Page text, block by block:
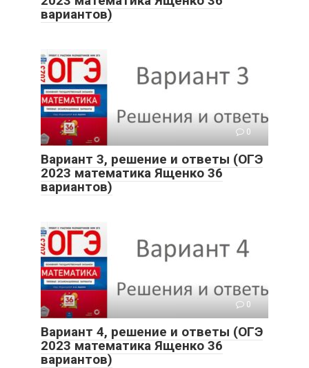
вариантов)
0
Вариант 3, решение и ответы (ОГЭ
2023 математика Ященко 36
вариантов)
0
Вариант 4, решение и ответы (ОГЭ
2023 математика Ященко 36
вариантов)